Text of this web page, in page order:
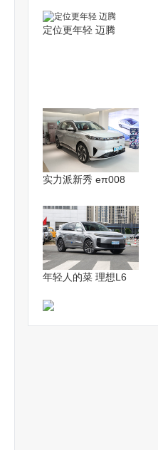
定位更年轻 迈腾
实力派新秀 eπ008
年轻人的菜 理想L6